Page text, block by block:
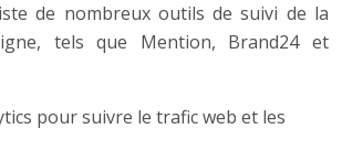
de nombreux outils de suivi de la
tels que Mention, Brand24 et
pour suivre le trafic web et les